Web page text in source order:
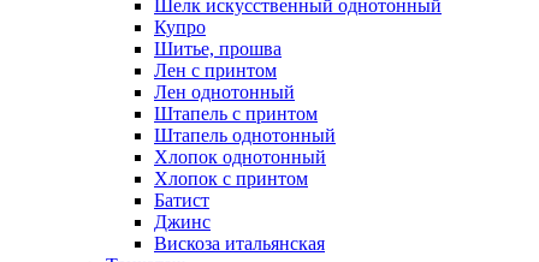
Шелк искусственный однотонный
Купро
Шитье, прошва
Лен с принтом
Лен однотонный
Штапель с принтом
Штапель однотонный
Хлопок однотонный
Хлопок с принтом
Батист
Джинс
Вискоза итальянская